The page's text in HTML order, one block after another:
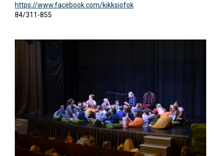
https://www.facebook.com/kikksiofok
84/311-855